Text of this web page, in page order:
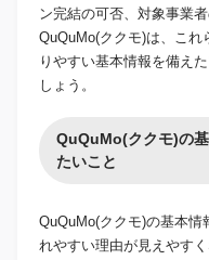
ン完結の可否、対象事業
QuQuMo(ククモ)は、これ
りやすい基本情報を備え
しょう。
QuQuMo(ククモ)の
たいこと
QuQuMo(ククモ)の基本情
れやすい理由が見えやす